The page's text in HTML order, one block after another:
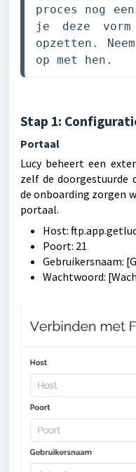
proces nog
je deze
opzetten.
op met hen.
Stap 1:
Portaal
Lucy beheert een
zelf de doorgestuurde
de onboarding zorgen
portaal.
Host:
Poort: 21
Gebruikersnaam:
Wachtwoord: